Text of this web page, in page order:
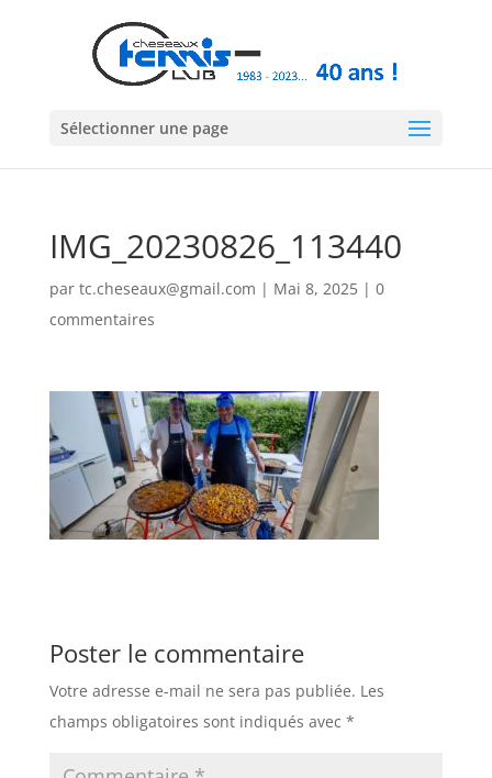
Sélectionner une page
IMG_20230826_113440
par tc.cheseaux@gmail.com | Mai 8, 2025| 0
commentaires
Poster le commentaire
Votre adresse e-mail ne sera pas publiée. Les
champs obligatoires sont indiqués avec *